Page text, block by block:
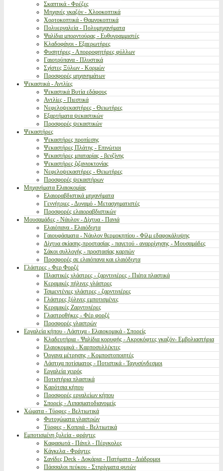
Σκαπτικά - Φρέζες
Μηχανές γκαζόν - Χλοοκοπτικά
Χορτοκοπτικά - Θαμνοκοπτικά
Πολυεργαλεία - Πολυμηχανήματα
Ψαλίδια μπορντούρας - Ευθυγραμμιστές
Κλαδοφάγοι - Εξαερωτήρες
Φυσητήρες - Απορροφητήρες φύλλων
Γαιοτρύπανα - Πλυστικά
Σχίστες Ξύλων - Κορμών
Προσφορές μηχανημάτων
Ψεκαστικά - Αντλίες
Ψεκαστικά Βυτία εδάφους
Αντλίες - Πιεστικά
Νεφελοψεκαστήρες - Θειωτήρες
Εξαρτήματα ψεκαστικών
Προσφορές ψεκαστικών
Ψεκαστήρες
Ψεκαστήρες προπίεσης
Ψεκαστήρες Πλάτης - Επινώτιοι
Ψεκαστήρες μπαταρίας - βενζίνης
Ψεκαστήρες ζιζανιοκτονίας
Νεφελοψεκαστήρες - Θειωτήρες
Προσφορές ψεκαστήρων
Μηχανήματα Ελαιοκομίας
Ελαιοραβδιστικά μηχανήματα
Γεννήτριες - Δυναμό - Μετασχηματιστές
Προσφορές ελαιοραβδιστικών
Μουσαμάδες - Νάυλον - Δίχτυα - Πανιά
Ελαιόπανα - Ελαιόδιχτα
Γαιουφάσματα - Νάυλον θερμοκηπίου - Φίλμ εδαφοκάλυψης
Δίχτυα σκίασης-προστασίας - παγετού - αναρρίχησης - Μουσαμάδες
Σάκοι συλλογής - προστασίας καρπών
Προσφορές σε ελαιόπανα και ελαιόδιχτα
Γλάστρες - Φερ Φορζέ
Πλαστικές γλάστρες - ζαρντινιέρες - Πιάτα πλαστικά
Κεραμικές πήλινες γλάστρες
Τσιμεντένιες γλάστρες - ζαρντινιέρες
Γλάστρες ξύλινες εμποτισμένες
Κεραμικές Ζαρντινιέρες
Γλαστροθήκες - Φέρ φορζέ
Προσφορές γλαστρών
Εργαλεία κήπου - Λάστιχα - Ελαιοκομικά - Σπορείς
Κλαδευτήρια - Ψαλίδια κορυφής - Ακροκόφτες γκαζόν- Εμβολιαστήρια
Ελαιοκομικά - Καρποσυλλέκτες
Όργανα μέτρησης - Κομποστοποιητές
Λάστιχα ποτίσματος - Ποτιστικά - Ταχυσύνδεσμοι
Εργαλεία χειρός
Ποτιστήρια πλαστικά
Καρότσια κήπου
Προσφορές εργαλείων κήπου
Σπορείς - Λιπασματοδιανομείς
Χώματα - Τύρφες - Βελτιωτικά
Φυτοχώματα γλαστρών
Τύρφες - Κοπριά - Βελτιωτικά
Εμποτισμένη ξυλεία - φράχτες
Καφασωτά - Πάνελ - Πέργκολες
Κάγκελα - Φράχτες
Σανίδες Deck - Δοκάρια - Πατήματα - Διάδρομοι
Πάσσαλοι πεύκου - Στηρίγματα φυτών